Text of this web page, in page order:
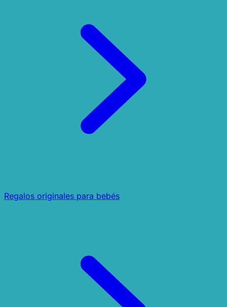
Regalos originales para bebés